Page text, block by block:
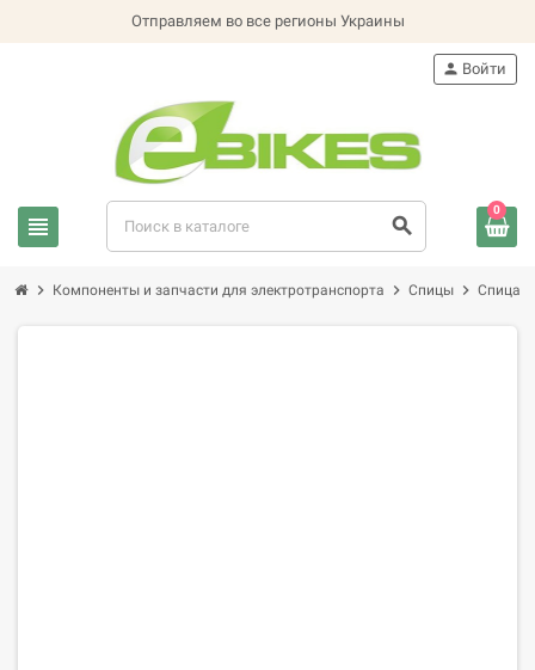
Отправляем во все регионы Украины
view_headline search
person Войти
0
chevron_right Компоненты и запчасти для электротранспорта chevron_right Спицы chevron_right Спица